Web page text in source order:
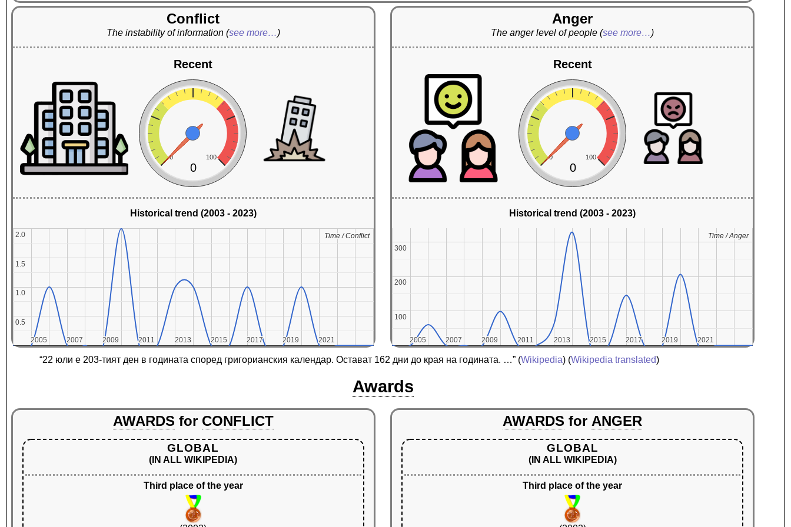
Conflict
The instability of information (see more…)
Recent
0 100
0
Historical trend (2003 - 2023)
2005
2005 2007
2007 2009
2009 2011
2011 2013
2013 2015
2015 2017
2017 2019
2019 2021
2021
0.5
0.5
1.0
1.0
1.5
1.5
2.0
2.0 Time / Conflict
Time / Conflict
Anger
The anger level of people(see more…)
Recent
0 100
0
Historical trend (2003 - 2023)
2005
2005 2007
2007 2009
2009 2011
2011 2013
2013 2015
2015 2017
2017 2019
2019 2021
2021
100
100
200
200
300
300
Time / Anger
Time / Anger
“22 юли е 203-тият ден в годината според григорианския календар. Остават 162 дни до края на годината. …” (Wikipedia) (Wikipedia translated)
Awards
AWARDS for CONFLICT
GLOBAL
(IN ALL WIKIPEDIA)
Third place of the year
AWARDS for ANGER
GLOBAL
(IN ALL WIKIPEDIA)
Third place of the year